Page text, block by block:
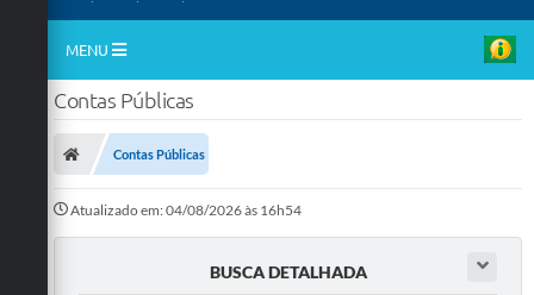
MENU
Inicio
A Nossa Cidade
Contas Públicas
Contas Públicas
Atualizado em: 04/08/2026 às 16h54
BUSCA DETALHADA